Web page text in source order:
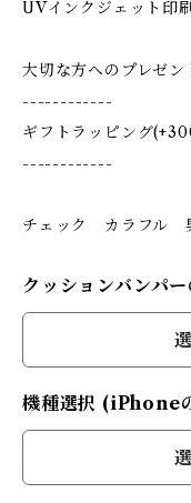
UVインクジェット印
大切な方へのプレゼン
------------
ギフトラッピング
------------
チェック カラフル
クッションバンパ
機種選択 (iPhone